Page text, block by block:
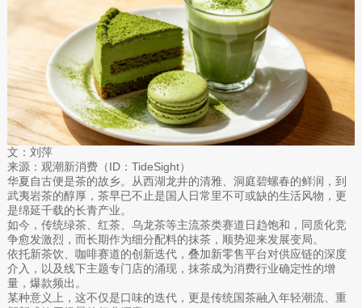
文：刘萍
来源：观潮新消费（ID：TideSight）
华夏自古便是茶的故乡。从西湖龙井的清雅、洞庭碧螺春的鲜润，到
武夷岩茶的醇厚，茶早已不止是国人日常里不可或缺的生活风物，更
是绵延千载的长青产业。
如今，传统绿茶、红茶、乌龙茶等主流茶类赛道日趋饱和，同质化竞
争愈发激烈，而长期作为细分配料的抹茶，顺势迎来发展变局。
依托新茶饮、咖啡赛道的创新迭代，叠加新零售平台对供应链的深度
介入，以及线下主题专门店的涌现，抹茶成为消费行业确定性的增
量，爆款频出。
某种意义上，这不仅是口味的迭代，更是传统国茶融入年轻潮流、重